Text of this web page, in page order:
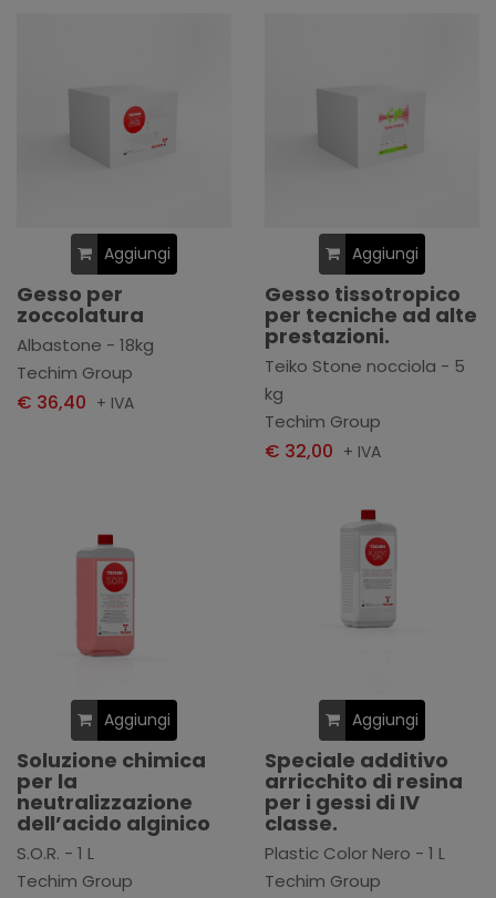
Aggiungi
Gesso per
zoccolatura
Albastone - 18kg
Techim Group
€ 36,40 + IVA
Aggiungi
Gesso tissotropico
per tecniche ad alte
prestazioni.
Teiko Stone nocciola - 5
kg
Techim Group
€ 32,00 + IVA
Aggiungi
Soluzione chimica
per la
neutralizzazione
dell’acido alginico
S.O.R. - 1 L
Techim Group
Aggiungi
Speciale additivo
arricchito di resina
per i gessi di IV
classe.
Plastic Color Nero - 1 L
Techim Group